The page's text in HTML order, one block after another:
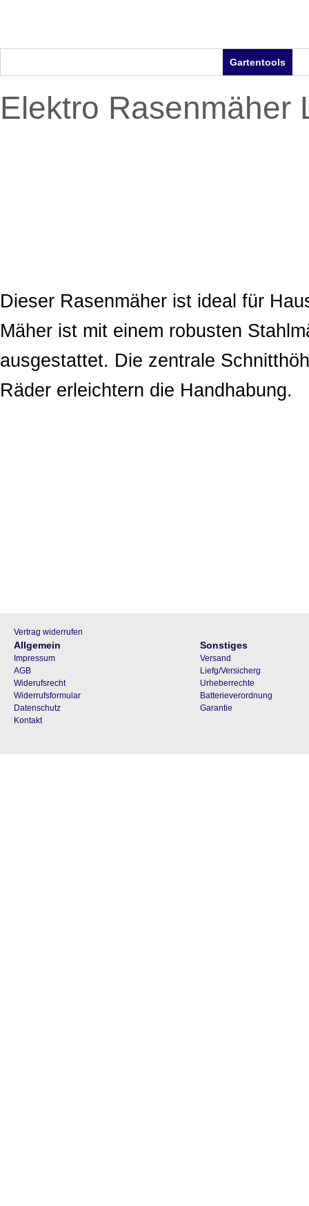
Gartentools
Elektro Rasenmäher
Dieser Rasenmäher ist ideal für
Mäher ist mit einem robusten
ausgestattet. Die zentrale
Räder erleichtern die Handhabung.
Vertrag widerrufen
Allgemein
Impressum
AGB
Widerufsrecht
Widerrufsformular
Datenschutz
Kontakt
Sonstiges
Versand
Liefg/Versicherg
Urheberrechte
Batterieverordnung
Garantie